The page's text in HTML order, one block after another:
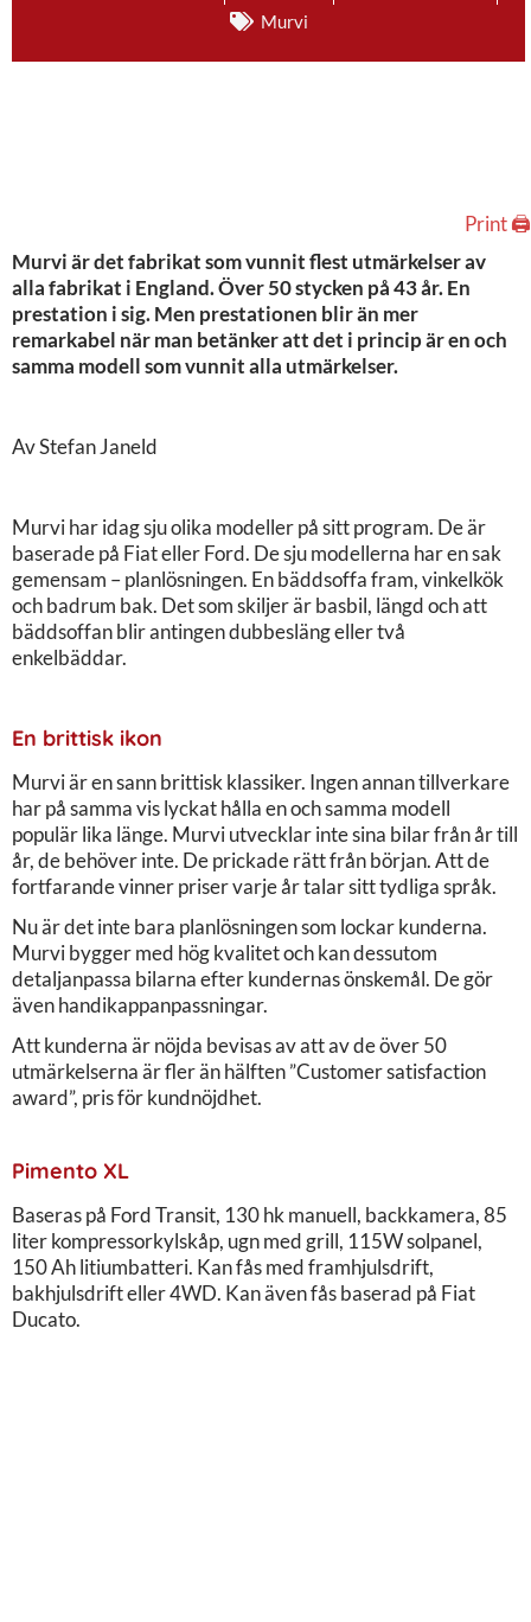
Murvi
Print 🖨
Murvi är det fabrikat som vunnit flest utmärkelser av
alla fabrikat i England. Över 50 stycken på 43 år. En
prestation i sig. Men prestationen blir än mer
remarkabel när man betänker att det i princip är en och
samma modell som vunnit alla utmärkelser.
Av Stefan Janeld
Murvi har idag sju olika modeller på sitt program. De är
baserade på Fiat eller Ford. De sju modellerna har en sak
gemensam – planlösningen. En bäddsoffa fram, vinkelkök
och badrum bak. Det som skiljer är basbil, längd och att
bäddsoffan blir antingen dubbesläng eller två
enkelbäddar.
En brittisk ikon
Murvi är en sann brittisk klassiker. Ingen annan tillverkare
har på samma vis lyckat hålla en och samma modell
populär lika länge. Murvi utvecklar inte sina bilar från år till
år, de behöver inte. De prickade rätt från början. Att de
fortfarande vinner priser varje år talar sitt tydliga språk.
Nu är det inte bara planlösningen som lockar kunderna.
Murvi bygger med hög kvalitet och kan dessutom
detaljanpassa bilarna efter kundernas önskemål. De gör
även handikappanpassningar.
Att kunderna är nöjda bevisas av att av de över 50
utmärkelserna är fler än hälften ”Customer satisfaction
award”, pris för kundnöjdhet.
Pimento XL
Baseras på Ford Transit, 130 hk manuell, backkamera, 85
liter kompressorkylskåp, ugn med grill, 115W solpanel,
150 Ah litiumbatteri. Kan fås med framhjulsdrift,
bakhjulsdrift eller 4WD. Kan även fås baserad på Fiat
Ducato.